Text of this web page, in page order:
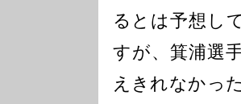
るとは予想し
すが、箕浦選
えきれなかっ